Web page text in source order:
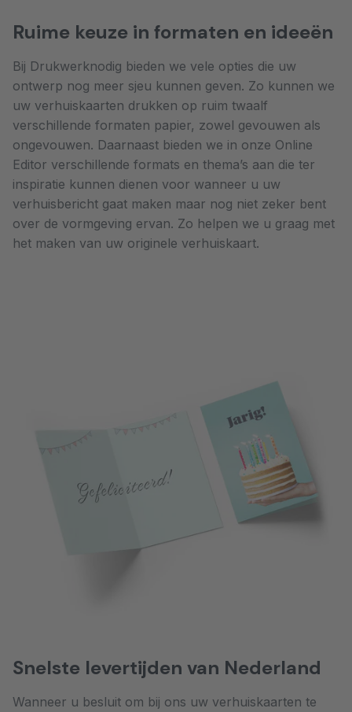
Ruime keuze in formaten en ideeën
Bij Drukwerknodig bieden we vele opties die uw
ontwerp nog meer sjeu kunnen geven. Zo kunnen we
uw verhuiskaarten drukken op ruim twaalf
verschillende formaten papier, zowel gevouwen als
ongevouwen. Daarnaast bieden we in onze Online
Editor verschillende formats en thema’s aan die ter
inspiratie kunnen dienen voor wanneer u uw
verhuisbericht gaat maken maar nog niet zeker bent
over de vormgeving ervan. Zo helpen we u graag met
het maken van uw originele verhuiskaart.
Snelste levertijden van Nederland
Wanneer u besluit om bij ons uw verhuiskaarten te